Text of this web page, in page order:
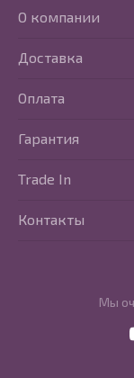
Мы
О компании
Доставка
Оплата
Гарантия
Trade In
Контакты